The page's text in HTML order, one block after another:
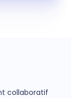
collaboratif